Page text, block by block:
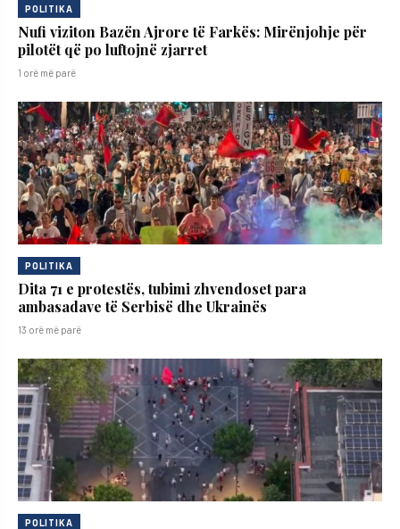
POLITIKA
Nufi viziton Bazën Ajrore të Farkës: Mirënjohje për
pilotët që po luftojnë zjarret
1 orë më parë
POLITIKA
Dita 71 e protestës, tubimi zhvendoset para
ambasadave të Serbisë dhe Ukrainës
13 orë më parë
POLITIKA